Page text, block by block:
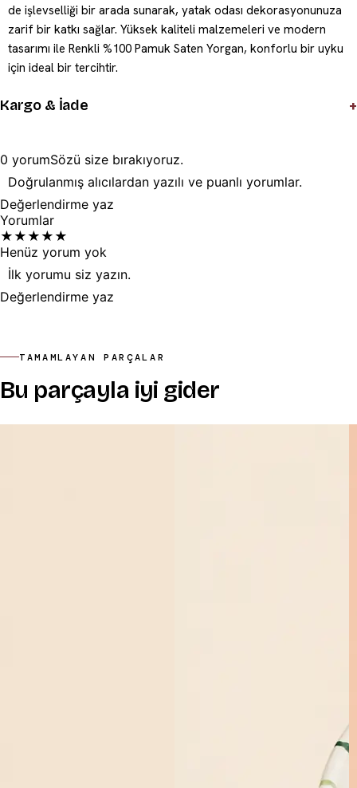
de işlevselliği bir arada sunarak, yatak odası dekorasyonunuza
zarif bir katkı sağlar. Yüksek kaliteli malzemeleri ve modern
tasarımı ile Renkli %100 Pamuk Saten Yorgan, konforlu bir uyku
için ideal bir tercihtir.
Kargo & İade +
0 yorumSözü size bırakıyoruz.
Doğrulanmış alıcılardan yazılı ve puanlı yorumlar.
Değerlendirme yaz
Yorumlar
★ ★ ★ ★ ★
Henüz yorum yok
İlk yorumu siz yazın.
Değerlendirme yaz
TAMAMLAYAN PARÇALAR
Bu parçayla iyi gider